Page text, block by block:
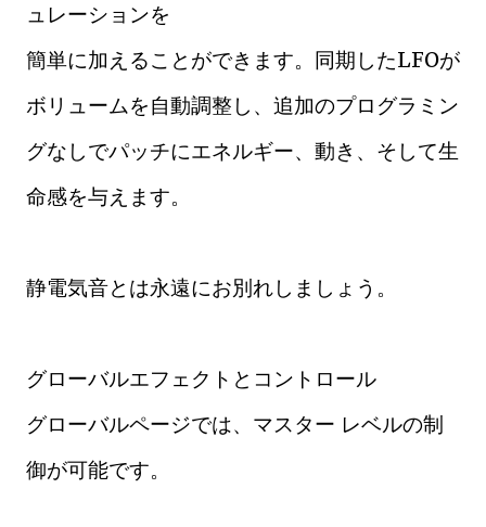
ュレーションを
簡単に加えることができます。同期したLFOが
ボリュームを自動調整し、追加のプログラミン
グなしでパッチにエネルギー、動き、そして生
命感を与えます。
静電気音とは永遠にお別れしましょう。
グローバルエフェクトとコントロール
グローバルページでは、マスター レベルの制
御が可能です。